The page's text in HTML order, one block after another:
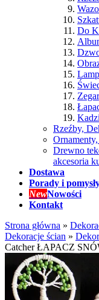
Do
Rzeźby,
Drewno
akcesoria
Dostawa
Porady i
NewNowości
Kontakt
Strona główna »
Dekoracje ścian »
Catcher ŁAPACZ